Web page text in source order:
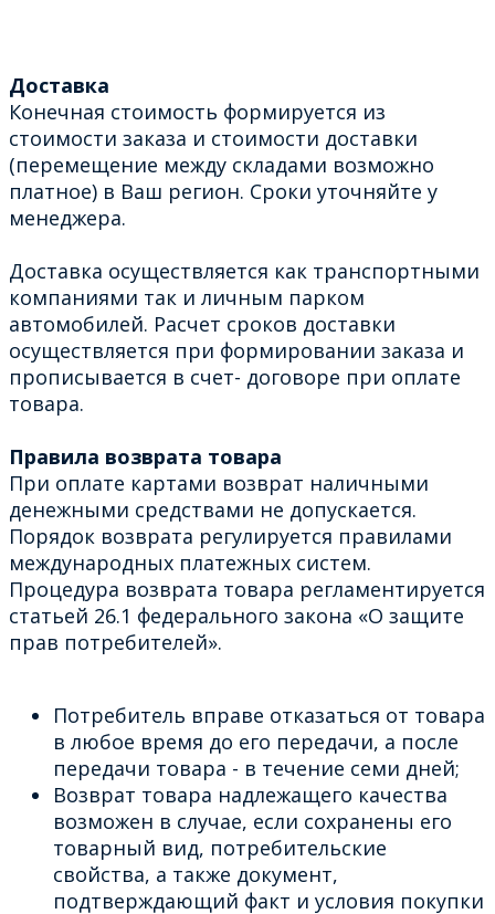
Доставка
Конечная стоимость формируется из
стоимости заказа и стоимости доставки
(перемещение между складами возможно
платное) в Ваш регион. Сроки уточняйте у
менеджера.
Доставка осуществляется как транспортными
компаниями так и личным парком
автомобилей. Расчет сроков доставки
осуществляется при формировании заказа и
прописывается в счет- договоре при оплате
товара.
Правила возврата товара
При оплате картами возврат наличными
денежными средствами не допускается.
Порядок возврата регулируется правилами
международных платежных систем.
Процедура возврата товара регламентируется
статьей 26.1 федерального закона «О защите
прав потребителей».
Потребитель вправе отказаться от товара
в любое время до его передачи, а после
передачи товара - в течение семи дней;
Возврат товара надлежащего качества
возможен в случае, если сохранены его
товарный вид, потребительские
свойства, а также документ,
подтверждающий факт и условия покупки